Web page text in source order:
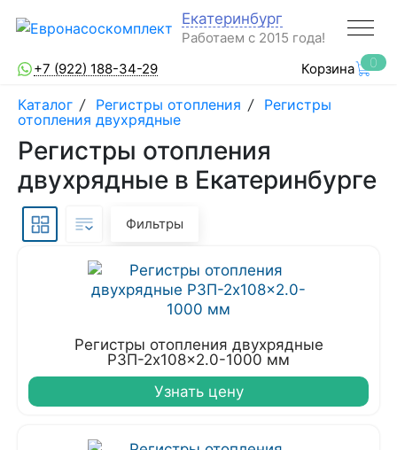
Екатеринбург
Работаем с 2015 года!
+7 (922) 188-34-29
Корзина 0
Каталог / Регистры отопления / Регистры
отопления двухрядные
Регистры отопления
двухрядные в Екатеринбурге
Фильтры
Регистры отопления двухрядные
РЗП-2x108x2.0-1000 мм
Узнать цену